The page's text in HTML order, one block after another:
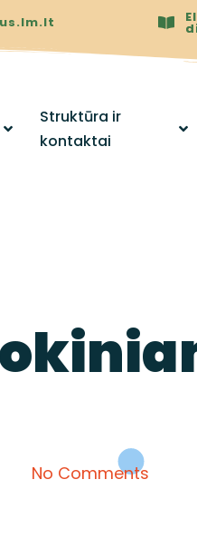
Struktūra ir
kontaktai
No Comments